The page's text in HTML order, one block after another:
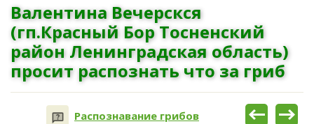
Валентина Вечерскся
(гп.Красный Бор Тосненский
район Ленинградская область)
просит распознать что за гриб
Распознавание грибов